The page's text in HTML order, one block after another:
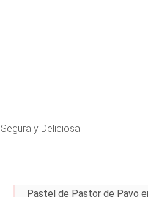
y Deliciosa
Pastel de Pastor de Pavo